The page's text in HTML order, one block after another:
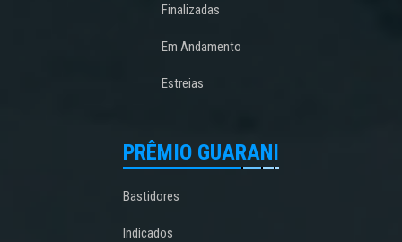
Finalizadas
Em Andamento
Estreias
PRÊMIO GUARANI
Bastidores
Indicados